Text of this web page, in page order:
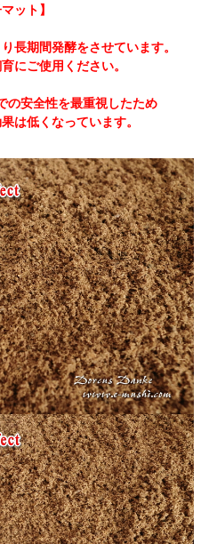
ット】
長期間発酵をさせています。
にご使用ください。
の安全性を最重視したため
は低くなっています。